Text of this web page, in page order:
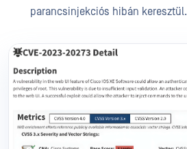
parancsinjekciós hibán keresztül.